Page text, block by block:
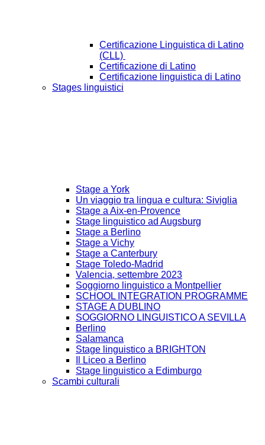
Certificazione Linguistica di Latino
(CLL)
Certificazione di Latino
Certificazione linguistica di Latino
Stages linguistici
Stage a York
Un viaggio tra lingua e cultura: Siviglia
Stage a Aix-en-Provence
Stage linguistico ad Augsburg
Stage a Berlino
Stage a Vichy
Stage a Canterbury
Stage Toledo-Madrid
Valencia, settembre 2023
Soggiorno linguistico a Montpellier
SCHOOL INTEGRATION PROGRAMME
STAGE A DUBLINO
SOGGIORNO LINGUISTICO A SEVILLA
Berlino
Salamanca
Stage linguistico a BRIGHTON
Il Liceo a Berlino
Stage linguistico a Edimburgo
Scambi culturali